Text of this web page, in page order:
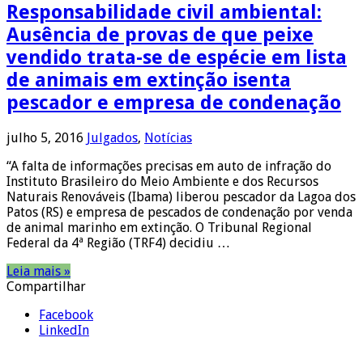
Responsabilidade civil ambiental:
Ausência de provas de que peixe
vendido trata-se de espécie em lista
de animais em extinção isenta
pescador e empresa de condenação
julho 5, 2016 Julgados, Notícias
“A falta de informações precisas em auto de infração do
Instituto Brasileiro do Meio Ambiente e dos Recursos
Naturais Renováveis (Ibama) liberou pescador da Lagoa dos
Patos (RS) e empresa de pescados de condenação por venda
de animal marinho em extinção. O Tribunal Regional
Federal da 4ª Região (TRF4) decidiu …
Leia mais »
Compartilhar
Facebook
LinkedIn